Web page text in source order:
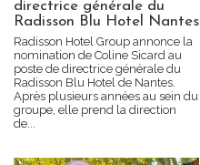
directrice générale du
Radisson Blu Hotel Nantes
Radisson Hotel Group annonce la
nomination de Coline Sicard au
poste de directrice générale du
Radisson Blu Hotel de Nantes.
Après plusieurs années au sein du
groupe, elle prend la direction
de...